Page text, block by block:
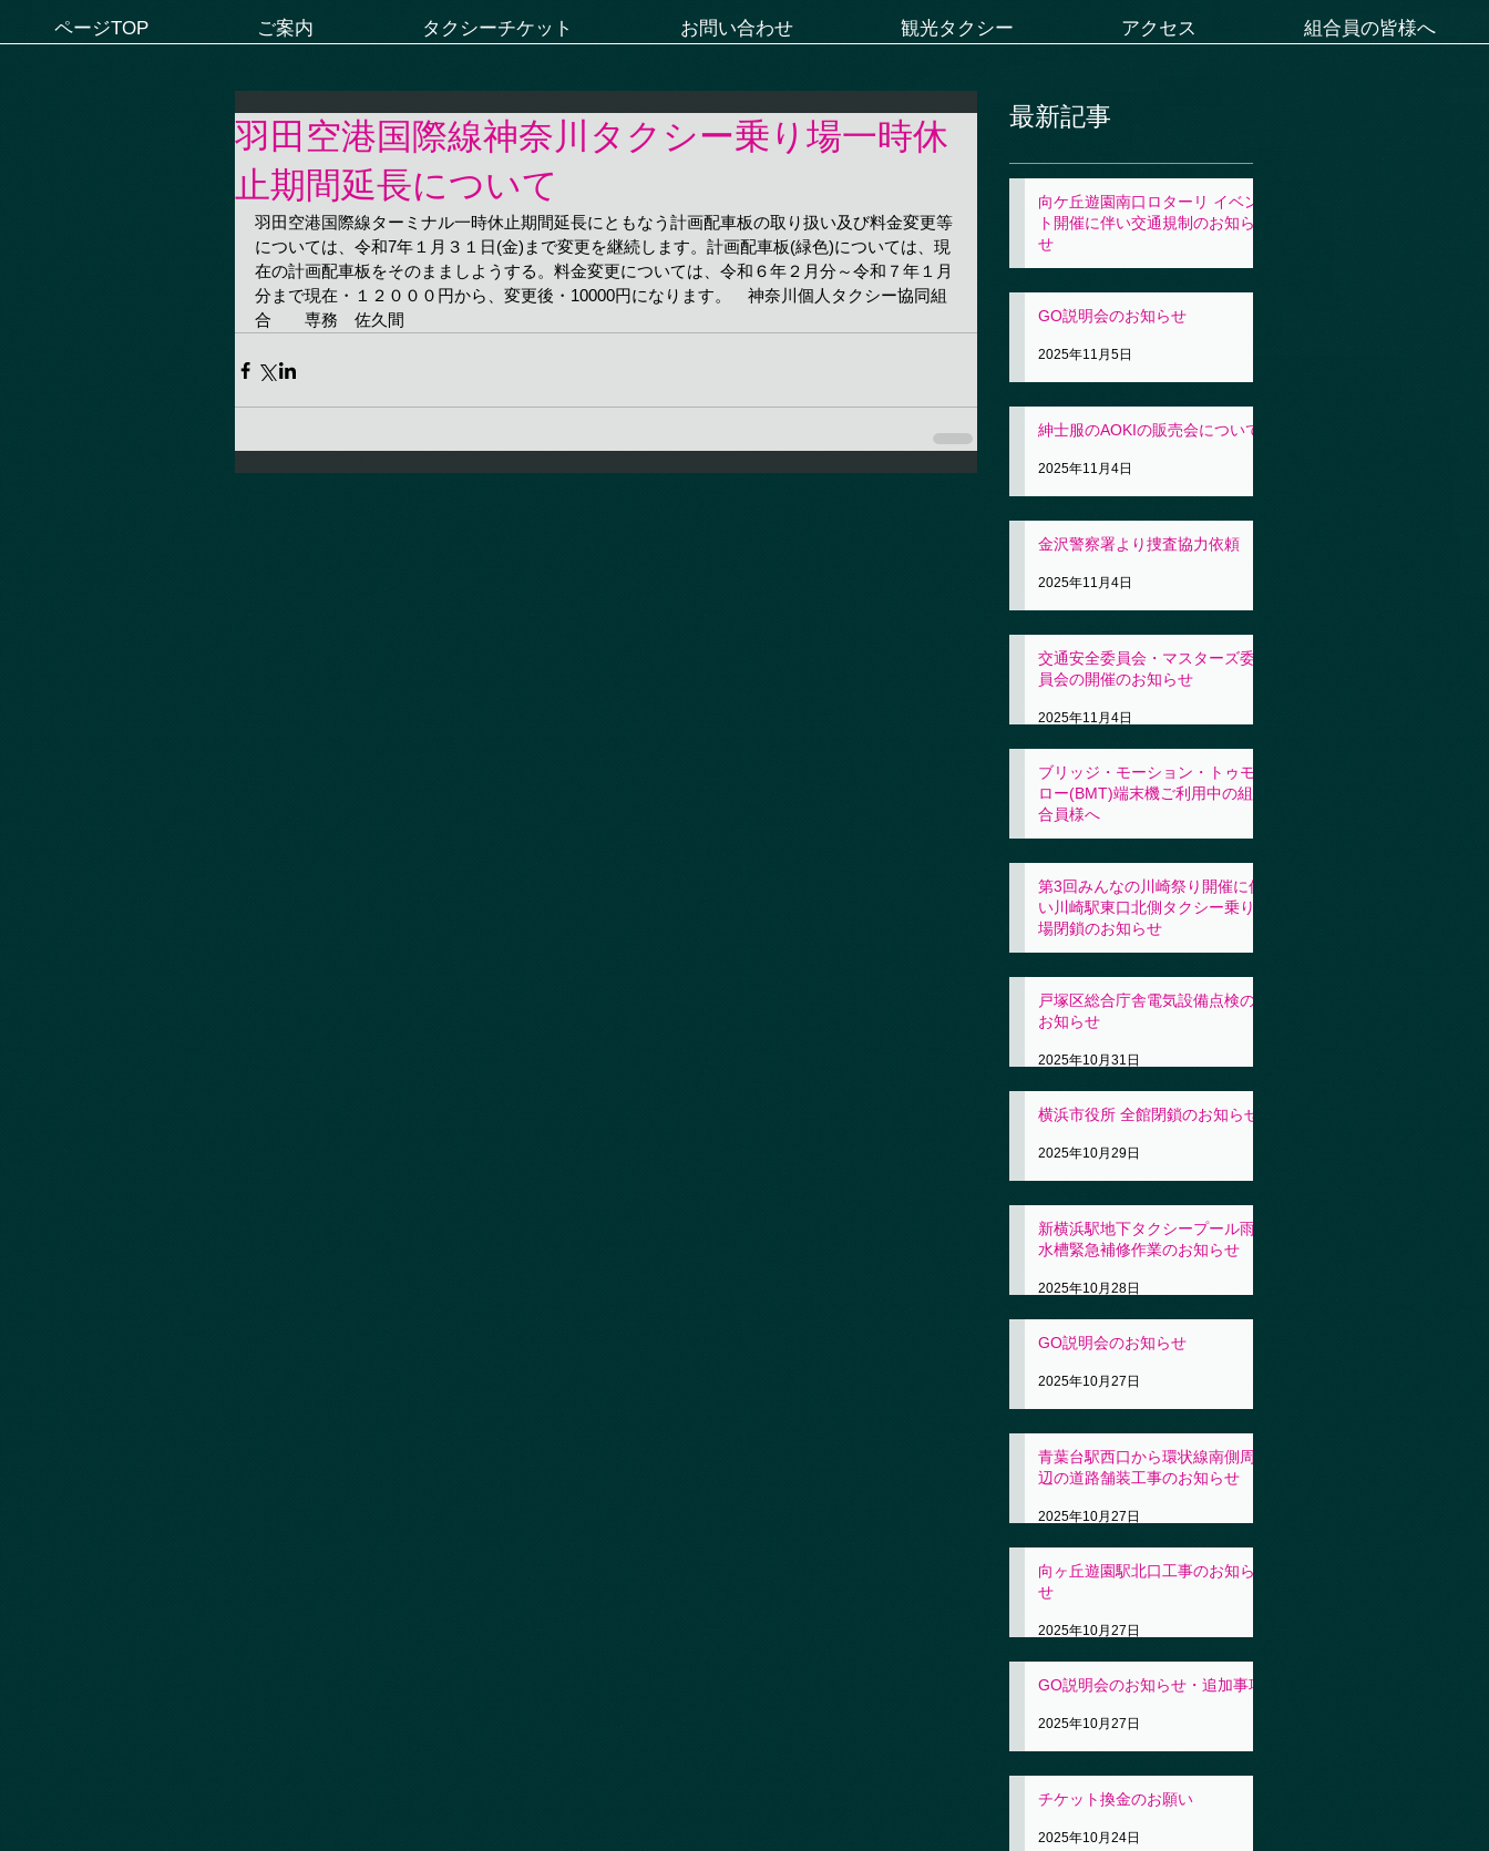
ページTOP ご案内 タクシーチケット お問い合わせ 観光タクシー アクセス 組合員の皆様へ
羽田空港国際線神奈川タクシー乗り場一時休
止期間延長について
羽田空港国際線ターミナル一時休止期間延長にともなう計画配車板の取り扱い及び料金変更等
については、令和7年１月３１日(金)まで変更を継続します。計画配車板(緑色)については、現
在の計画配車板をそのまましようする。料金変更については、令和６年２月分～令和７年１月
分まで現在・１２０００円から、変更後・10000円になります。　神奈川個人タクシー協同組
合　　専務　佐久間
最新記事
向ケ丘遊園南口ロターリ イベン
ト開催に伴い交通規制のお知ら
せ
GO説明会のお知らせ
2025年11月5日
紳士服のAOKIの販売会について
2025年11月4日
金沢警察署より捜査協力依頼
2025年11月4日
交通安全委員会・マスターズ委
員会の開催のお知らせ
2025年11月4日
ブリッジ・モーション・トゥモ
ロー(BMT)端末機ご利用中の組
合員様へ
第3回みんなの川崎祭り開催に伴
い川崎駅東口北側タクシー乗り
場閉鎖のお知らせ
戸塚区総合庁舎電気設備点検の
お知らせ
2025年10月31日
横浜市役所 全館閉鎖のお知らせ
2025年10月29日
新横浜駅地下タクシープール雨
水槽緊急補修作業のお知らせ
2025年10月28日
GO説明会のお知らせ
2025年10月27日
青葉台駅西口から環状線南側周
辺の道路舗装工事のお知らせ
2025年10月27日
向ヶ丘遊園駅北口工事のお知ら
せ
2025年10月27日
GO説明会のお知らせ・追加事項
2025年10月27日
チケット換金のお願い
2025年10月24日